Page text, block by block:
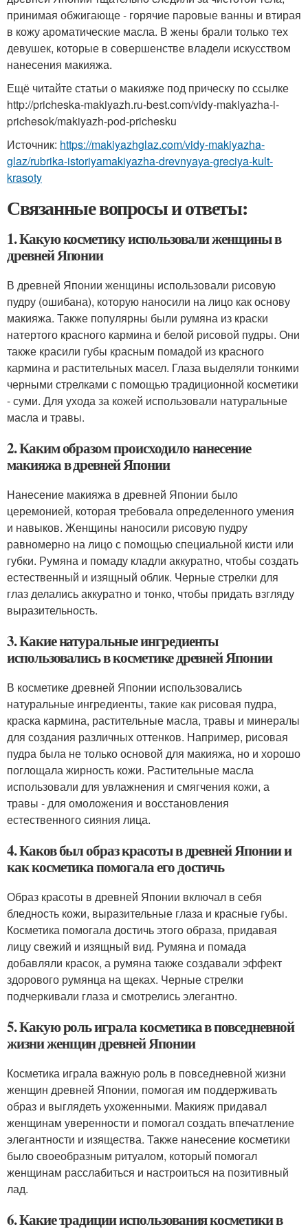
принимая обжигающе - горячие паровые ванны и втирая
в кожу ароматические масла. В жены брали только тех
девушек, которые в совершенстве владели искусством
нанесения макияжа.
Ещё читайте статьи о макияже под прическу по ссылке
http://pricheska-makiyazh.ru-best.com/vidy-makiyazha-i-
prichesok/makiyazh-pod-prichesku
Источник: https://makiyazhglaz.com/vidy-makiyazha-
glaz/rubrika-istoriyamakiyazha-drevnyaya-greciya-kult-
krasoty
Связанные вопросы и ответы:
1. Какую косметику использовали женщины в
древней Японии
В древней Японии женщины использовали рисовую
пудру (ошибана), которую наносили на лицо как основу
макияжа. Также популярны были румяна из краски
натертого красного кармина и белой рисовой пудры. Они
также красили губы красным помадой из красного
кармина и растительных масел. Глаза выделяли тонкими
черными стрелками с помощью традиционной косметики
- суми. Для ухода за кожей использовали натуральные
масла и травы.
2. Каким образом происходило нанесение
макияжа в древней Японии
Нанесение макияжа в древней Японии было
церемонией, которая требовала определенного умения
и навыков. Женщины наносили рисовую пудру
равномерно на лицо с помощью специальной кисти или
губки. Румяна и помаду кладли аккуратно, чтобы создать
естественный и изящный облик. Черные стрелки для
глаз делались аккуратно и тонко, чтобы придать взгляду
выразительность.
3. Какие натуральные ингредиенты
использовались в косметике древней Японии
В косметике древней Японии использовались
натуральные ингредиенты, такие как рисовая пудра,
краска кармина, растительные масла, травы и минералы
для создания различных оттенков. Например, рисовая
пудра была не только основой для макияжа, но и хорошо
поглощала жирность кожи. Растительные масла
использовали для увлажнения и смягчения кожи, а
травы - для омоложения и восстановления
естественного сияния лица.
4. Каков был образ красоты в древней Японии и
как косметика помогала его достичь
Образ красоты в древней Японии включал в себя
бледность кожи, выразительные глаза и красные губы.
Косметика помогала достичь этого образа, придавая
лицу свежий и изящный вид. Румяна и помада
добавляли красок, а румяна также создавали эффект
здорового румянца на щеках. Черные стрелки
подчеркивали глаза и смотрелись элегантно.
5. Какую роль играла косметика в повседневной
жизни женщин древней Японии
Косметика играла важную роль в повседневной жизни
женщин древней Японии, помогая им поддерживать
образ и выглядеть ухоженными. Макияж придавал
женщинам уверенности и помогал создать впечатление
элегантности и изящества. Также нанесение косметики
было своеобразным ритуалом, который помогал
женщинам расслабиться и настроиться на позитивный
лад.
6. Какие традиции использования косметики в